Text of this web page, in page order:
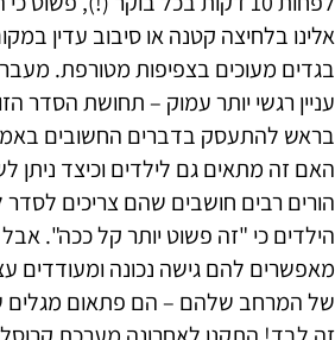
אלינו בלחיצה קטנה או סיבוב עדין
בגדים מעוכים בצפיפות מטורפת.
עניין רגשי יותר עמוק – תחושת הסדר
בראש להתעסק בדברים החשובים
האם זה מתאים גם לילדים וכיצד ניתן
הורים רבים חושבים שהם צריכים
הילדים כי "זה פשוט יותר קל ככה". אבל
מאפשרים להם גישה נכונה ומעודדים
של המרחב שלהם – הם פתאום מגלים